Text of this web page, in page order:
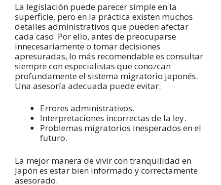
La legislación puede parecer simple en la
superficie, pero en la práctica existen muchos
detalles administrativos que pueden afectar
cada caso. Por ello, antes de preocuparse
innecesariamente o tomar decisiones
apresuradas, lo más recomendable es consultar
siempre con especialistas que conozcan
profundamente el sistema migratorio japonés.
Una asesoría adecuada puede evitar:
Errores administrativos.
Interpretaciones incorrectas de la ley.
Problemas migratorios inesperados en el
futuro.
La mejor manera de vivir con tranquilidad en
Japón es estar bien informado y correctamente
asesorado.